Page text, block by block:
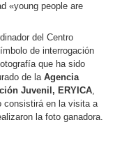
«young people are
del Centro
de interrogación
que ha sido
de la Agencia
Juvenil, ERYICA,
consistirá en la visita a
la foto ganadora.